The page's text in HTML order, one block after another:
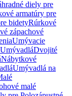
diely pre
armatúry pre
bidetyRúrkové
zápachové
Umývacie
Dvojité
Nábytkové
Umývadlá na
malé